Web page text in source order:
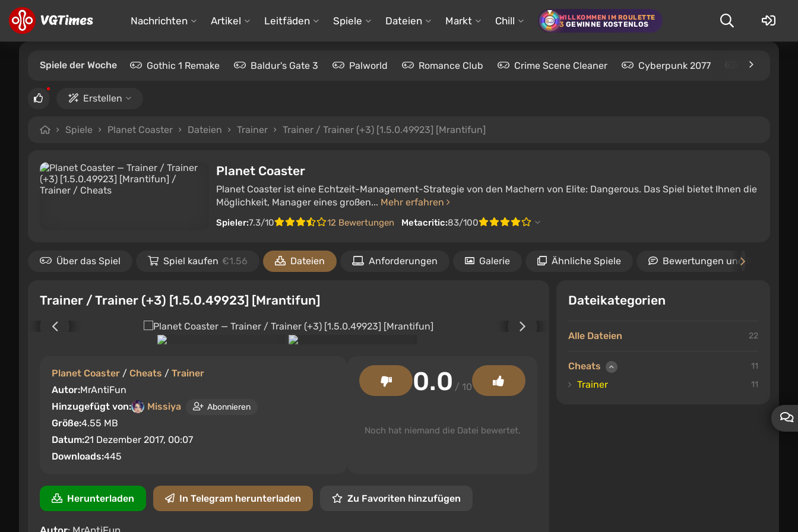
Nachrichten Artikel Leitfäden Spiele Dateien Markt Chill WILLKOMMEN IM ROULETTE
3 GEWINNE KOSTENLOS
Spiele der Woche Gothic 1 Remake Baldur's Gate 3 Palworld Romance Club Crime Scene Cleaner Cyberpunk 2077 Kingdom
Erstellen
Spiele Planet Coaster Dateien Trainer Trainer / Trainer (+3) [1.5.0.49923] [Mrantifun]
Planet Coaster
Planet Coaster ist eine Echtzeit-Management-Strategie von den Machern von Elite: Dangerous. Das Spiel bietet Ihnen die
Möglichkeit, Manager eines großen... Mehr erfahren
Spieler:7.3/10 12 Bewertungen Metacritic:83/100
Über das Spiel Spiel kaufen €1.56 Dateien Anforderungen Galerie Ähnliche Spiele Bewertungen und
Dateikategorien
Alle Dateien 22
Cheats 11
Trainer 11
Trainer / Trainer (+3) [1.5.0.49923] [Mrantifun]
Planet Coaster / Cheats / Trainer
Autor:MrAntiFun
Hinzugefügt von:
Missiya Abonnieren
Größe:4.55 MB
Datum:21 Dezember 2017, 00:07
Downloads:445
0.0 / 10
Noch hat niemand die Datei bewertet.
Herunterladen In Telegram herunterladen Zu Favoriten hinzufügen